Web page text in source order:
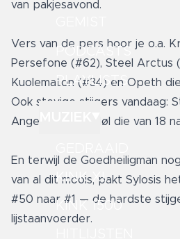
PODCASTS
PLAYLISTS
KINK XL
KINK 1500
van pakjesavond.
Vers van de pers hoor je o.a.
Persefone (#62), Steel Arctus
Kuolematon (#34) en Opeth
Ook stevige stijgers vandaag:
Angel (#31) en Møl die van 18
En terwijl de Goedheiligman
van al dit moois, pakt Sylosis
#50 naar #1 — de hardste
lijstaanvoerder.